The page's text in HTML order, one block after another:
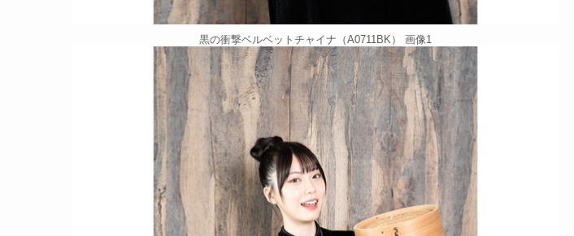
黒の衝撃ベルベットチャイナ（A0711BK） 画像1